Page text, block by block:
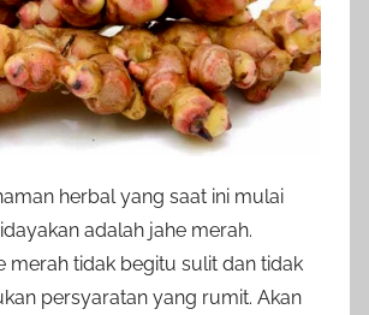
herbal yang saat ini mulai
adalah jahe merah.
merah tidak begitu sulit dan tidak
persyaratan yang rumit. Akan